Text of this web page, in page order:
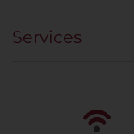
Services